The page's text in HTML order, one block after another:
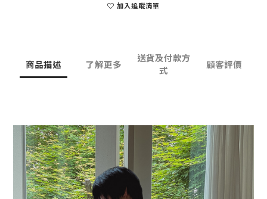
加入追蹤清單
商品描述 了解更多
送貨及付款方
式
顧客評價